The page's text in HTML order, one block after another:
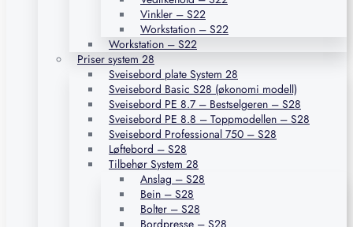
Vinkler – S22
Workstation – S22
Workstation – S22
Priser system 28
Sveisebord plate System 28
Sveisebord Basic S28 (økonomi modell)
Sveisebord PE 8.7 – Bestselgeren – S28
Sveisebord PE 8.8 – Toppmodellen – S28
Sveisebord Professional 750 – S28
Løftebord – S28
Tilbehør System 28
Anslag – S28
Bein – S28
Bolter – S28
Bordpresse – S28